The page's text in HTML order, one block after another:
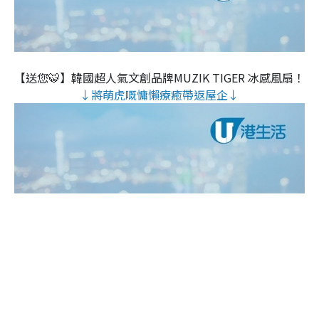
【送您🐯】韓國超人氣文創品牌MUZIK TIGER 冰感風扇！
↓將萌虎嘅慵懶療癒帶返屋企↓